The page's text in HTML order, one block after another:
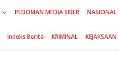
PEDOMAN MEDIA SIBER NASIONAL
Indeks Berita KRIMINAL KEJAKSAAN